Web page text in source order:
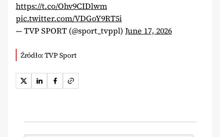
https://t.co/Ohv9CIDlwm
pic.twitter.com/VDGoY9RT5i
— TVP SPORT (@sport_tvppl) June 17, 2026
Źródło: TVP Sport